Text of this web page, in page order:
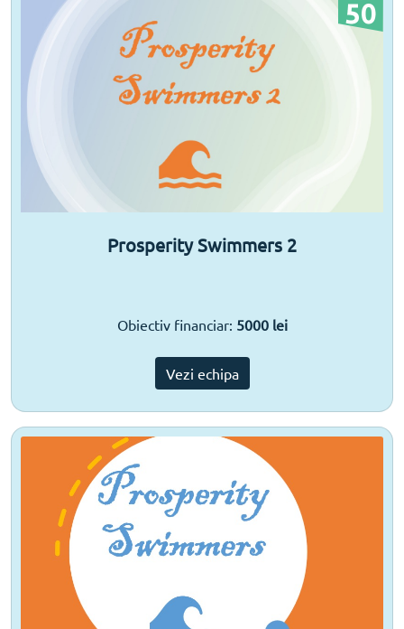
Prosperity Swimmers 2
Obiectiv financiar: 5000 lei
Vezi echipa